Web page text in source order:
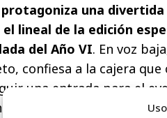
una divertida
lineal de la edición
del Año VI. En voz
confiesa a la cajera que
una entrada para el
fan que rodea a La